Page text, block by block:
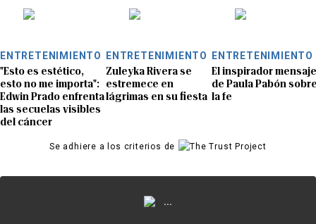
ENTRETENIMIENTO
"Esto es estético,
esto no me importa":
Edwin Prado enfrenta
las secuelas visibles
del cáncer
ENTRETENIMIENTO
Zuleyka Rivera se
estremece en
lágrimas en su fiesta
ENTRETENIMIENTO
El inspirador mensaje
de Paula Pabón
la fe
Se adhiere a los criterios de
...